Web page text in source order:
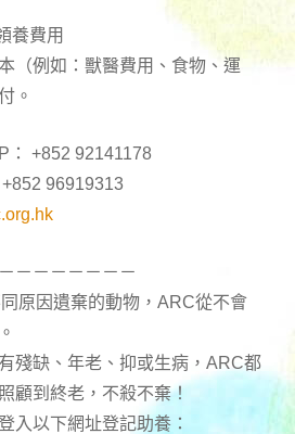
養費用
（例如：獸醫費用、食物、運
。
： +852 92141178
96919313
－－－－－－－
原因遺棄的動物，ARC從不會
殘缺、年老、抑或生病，ARC都
顧到終老，不殺不棄！
入以下網址登記助養：